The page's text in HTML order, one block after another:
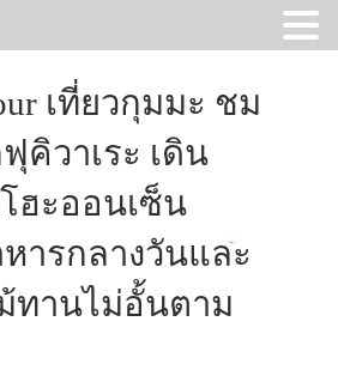
เที่ยวกุมมะ ชม
คิวาเระ เดิน
ฮะออนเซ็น
ารกลางวันและ
ทานไม่อั้นตาม